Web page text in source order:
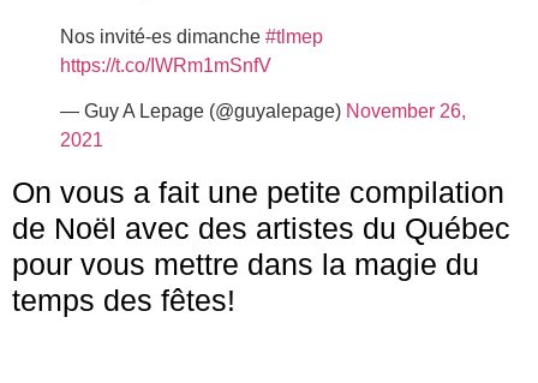
Nos invité-es dimanche #tlmep
https://t.co/IWRm1mSnfV
— Guy A Lepage (@guyalepage) November 26,
2021
On vous a fait une petite compilation
de Noël avec des artistes du Québec
pour vous mettre dans la magie du
temps des fêtes!